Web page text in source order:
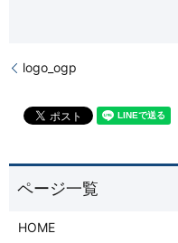
logo_ogp
HOME